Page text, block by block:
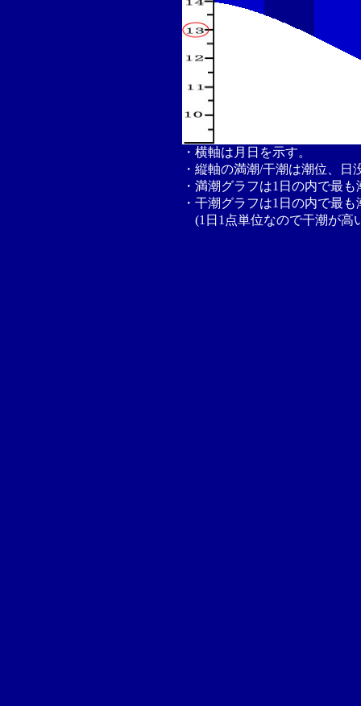
・横軸は月日を示す。
・縦軸の満潮/干潮は潮位、
・満潮グラフは1日の内で最
・干潮グラフは1日の内で最
(1日1点単位なので干潮が高